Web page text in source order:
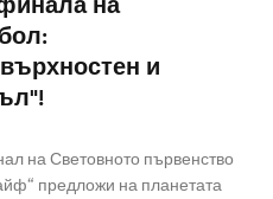
на
и
на Световното първенство
предложи на планетата